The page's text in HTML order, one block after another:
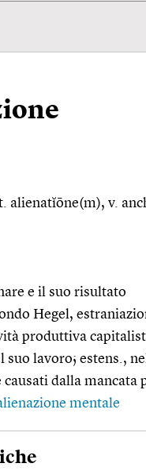
alienatĭōne(m), v.
e il suo risultato
Hegel,
produttiva
suo lavoro; estens.,
dalla
mentale